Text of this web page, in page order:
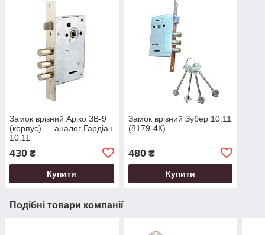
Замок врізний Аріко ЗВ-9
(корпус) — аналог Гардіан
10.11
430 ₴
Купити
Замок врізний Зубер 10.11
(8179-4К)
480₴
Купити
Подібні товари компанії